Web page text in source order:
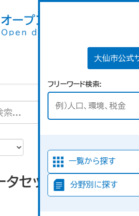
大仙市公式
フリーワード検索
一覧から探す
分野別に探す
セットが見つか